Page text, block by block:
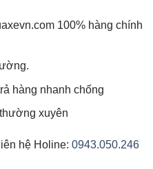
100% hàng chính
hàng nhanh chống
xuyên
hệ Holine: 0943.050.246